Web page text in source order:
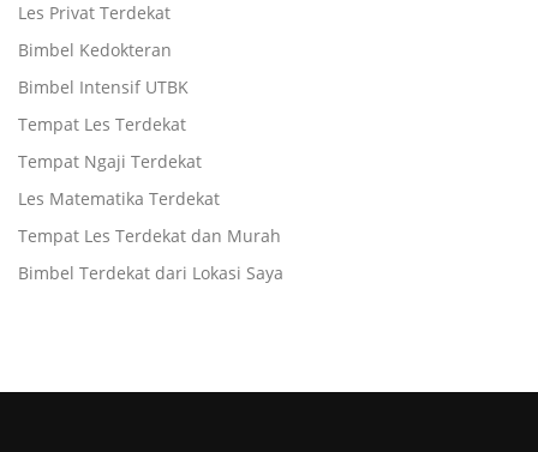
Les Privat Terdekat
Bimbel Kedokteran
Bimbel Intensif UTBK
Tempat Les Terdekat
Tempat Ngaji Terdekat
Les Matematika Terdekat
Tempat Les Terdekat dan Murah
Bimbel Terdekat dari Lokasi Saya